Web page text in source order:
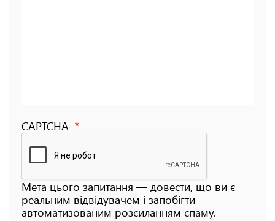
CAPTCHA
Мета цього запитання — довести, що ви є
реальним відвідувачем і запобігти
автоматизованим розсиланням спаму.